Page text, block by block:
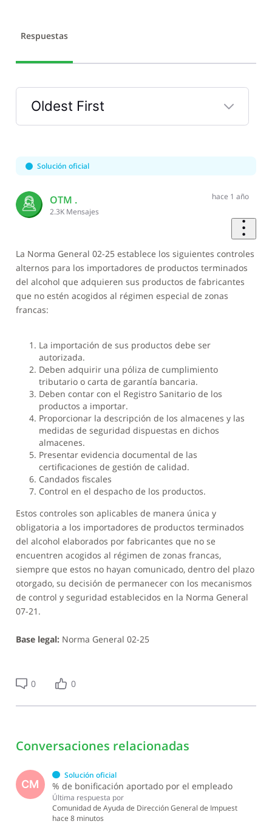
Respuestas
Oldest First
Selected
First
Solución oficial
OTM .
2.3K Mensajes
hace 1 año
La Norma General 02-25 establece los siguientes controles
alternos para los importadores de productos terminados
del alcohol que adquieren sus productos de fabricantes
que no estén acogidos al régimen especial de zonas
francas:
La importación de sus productos debe ser
autorizada.
Deben adquirir una póliza de cumplimiento
tributario o carta de garantía bancaria.
Deben contar con el Registro Sanitario de los
productos a importar.
Proporcionar la descripción de los almacenes y las
medidas de seguridad dispuestas en dichos
almacenes.
Presentar evidencia documental de las
certificaciones de gestión de calidad.
Candados fiscales
Control en el despacho de los productos.
Estos controles son aplicables de manera única y
obligatoria a los importadores de productos terminados
del alcohol elaborados por fabricantes que no se
encuentren acogidos al régimen de zonas francas,
siempre que estos no hayan comunicado, dentro del plazo
otorgado, su decisión de permanecer con los mecanismos
de control y seguridad establecidos en la Norma General
07-21.
Base legal: Norma General 02-25
0 0
Conversaciones relacionadas
CM
Solución oficial
% de bonificación aportado por el empleado
Última respuesta por
Comunidad de Ayuda de Dirección General de Impuest
hace 8 minutos